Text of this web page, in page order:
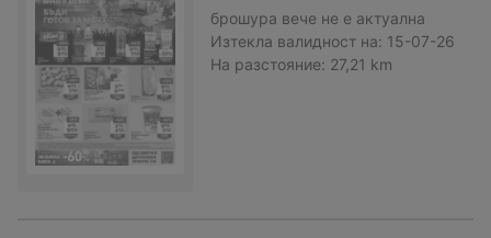
брошура вече не е актуална
Изтекла валидност на: 15-07-26
На разстояние: 27,21 km